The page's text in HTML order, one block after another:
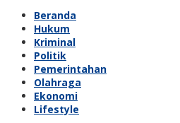
Beranda
Hukum
Kriminal
Politik
Pemerintahan
Olahraga
Ekonomi
Lifestyle